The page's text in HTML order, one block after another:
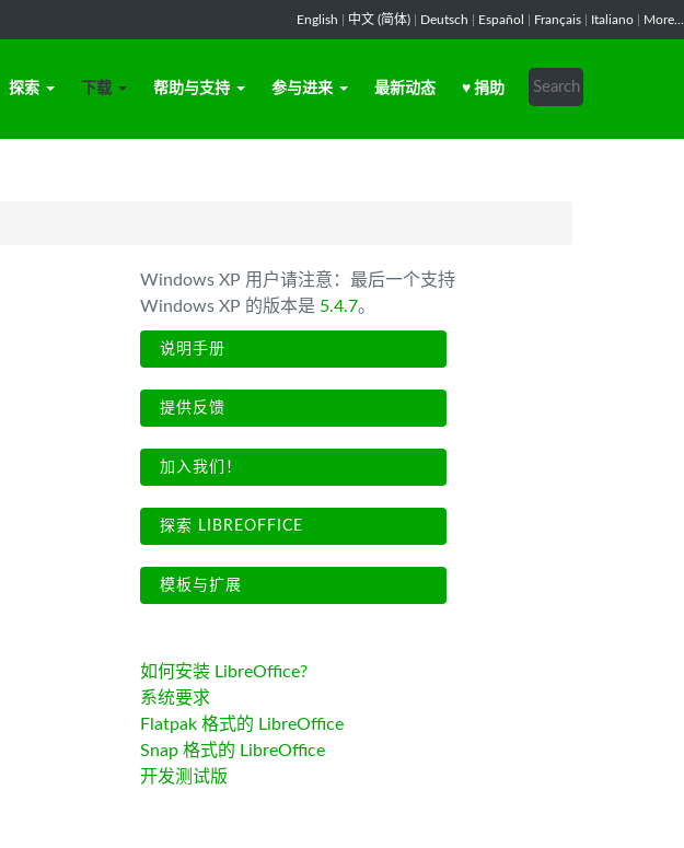
English 中文 (简体) Deutsch Español Français Italiano More...
探索 下载 帮助与支持 参与进来 最新动态 ♥ 捐助
Windows XP 用户请注意：最后一个支持
Windows XP 的版本是 5.4.7。
说明手册
提供反馈
加入我们！
探索 LIBREOFFICE
模板与扩展
如何安装 LibreOffice?
系统要求
Flatpak 格式的 LibreOffice
Snap 格式的 LibreOffice
开发测试版